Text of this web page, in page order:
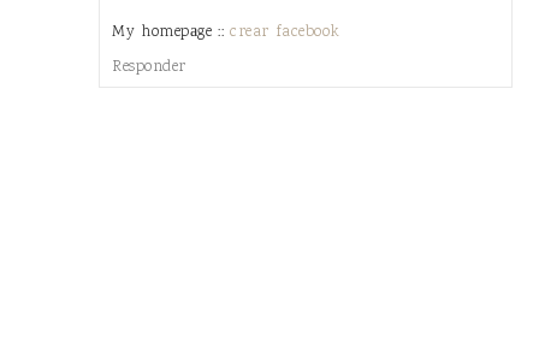
My homepаge ::crear facebook
Responder